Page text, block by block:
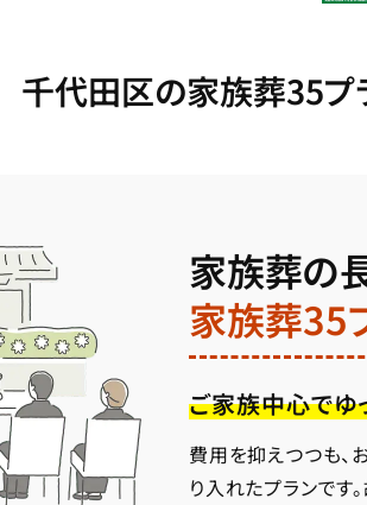
千代田区の家族葬35プ
家族葬の
家族葬35
ご家族中心でゆ
費用を抑えつつも
り入れたプランです